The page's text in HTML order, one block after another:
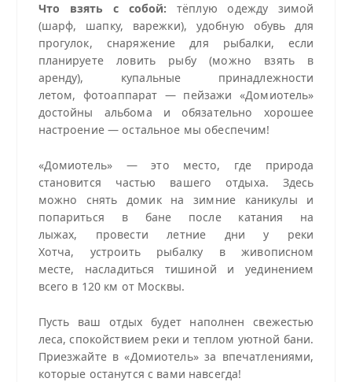
Что взять с собой: тёплую одежду зимой
(шарф, шапку, варежки), удобную обувь для
прогулок, снаряжение для рыбалки, если
планируете ловить рыбу (можно взять в
аренду), купальные принадлежности
летом, фотоаппарат — пейзажи «Домиотель»
достойны альбома и обязательно хорошее
настроение — остальное мы обеспечим!
«Домиотель» — это место, где природа
становится частью вашего отдыха. Здесь
можно снять домик на зимние каникулы и
попариться в бане после катания на
лыжах, провести летние дни у реки
Хотча, устроить рыбалку в живописном
месте, насладиться тишиной и уединением
всего в 120 км от Москвы.
Пусть ваш отдых будет наполнен свежестью
леса, спокойствием реки и теплом уютной бани.
Приезжайте в «Домиотель» за впечатлениями,
которые останутся с вами навсегда!